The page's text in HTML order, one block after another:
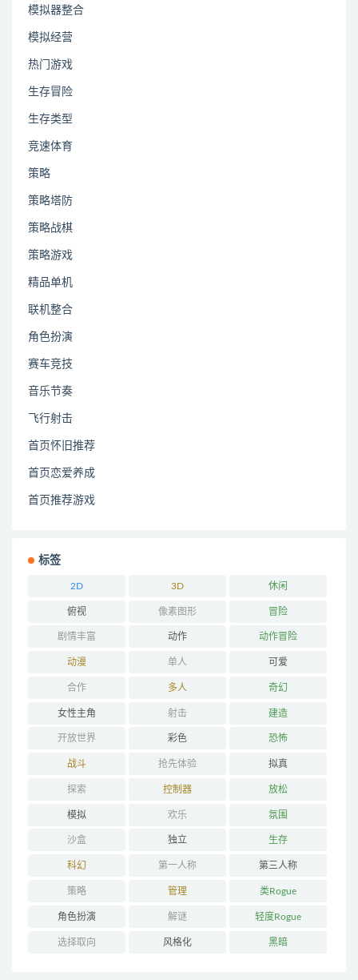
模拟器整合
模拟经营
热门游戏
生存冒险
生存类型
竞速体育
策略
策略塔防
策略战棋
策略游戏
精品单机
联机整合
角色扮演
赛车竞技
音乐节奏
飞行射击
首页怀旧推荐
首页恋爱养成
首页推荐游戏
标签
2D 3D 休闲
俯视 像素图形 冒险
剧情丰富 动作 动作冒险
动漫 单人 可爱
合作 多人 奇幻
女性主角 射击 建造
开放世界 彩色 恐怖
战斗 抢先体验 拟真
探索 控制器 放松
模拟 欢乐 氛围
沙盒 独立 生存
科幻 第一人称 第三人称
策略 管理 类Rogue
角色扮演 解谜 轻度Rogue
选择取向 风格化 黑暗